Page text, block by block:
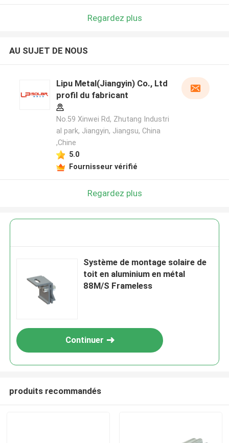
Regardez plus
AU SUJET DE NOUS
Lipu Metal(Jiangyin) Co., Ltd
profil du fabricant
No.59 Xinwei Rd, Zhutang Industri
al park, Jiangyin, Jiangsu, China
,Chine
5.0
Fournisseur vérifié
Regardez plus
Système de montage solaire de
toit en aluminium en métal
88M/S Frameless
Continuer
produits recommandés